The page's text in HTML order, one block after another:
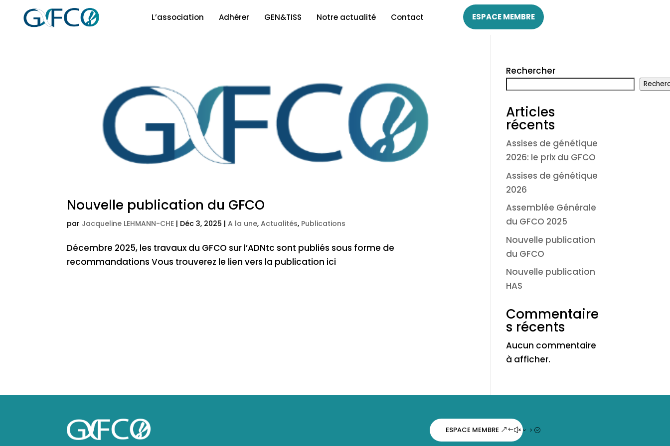
L’association Adhérer GEN&TISS Notre actualité Contact ESPACE MEMBRE
Nouvelle publication du GFCO
par Jacqueline LEHMANN-CHE | Déc 3, 2025 |A la une,Actualités, Publications
Décembre 2025, les travaux du GFCO sur l’ADNtc sont publiés sous forme de
recommandations Vous trouverez le lien vers la publication ici
Rechercher
Articles
récents
Assises de génétique
2026: le prix du GFCO
Assises de génétique
2026
Assemblée Générale
du GFCO 2025
Nouvelle publication
du GFCO
Nouvelle publication
HAS
Commentaire
s récents
Aucun commentaire
à afficher.
ESPACE MEMBRE